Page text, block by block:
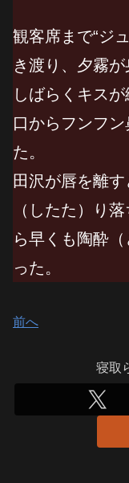
観客席まで“ジ
き渡り、夕霧が
しばらくキス
口からフンフ
た。
田沢が唇を離
（したた）り
ら早くも陶酔
った。
前へ
寝取